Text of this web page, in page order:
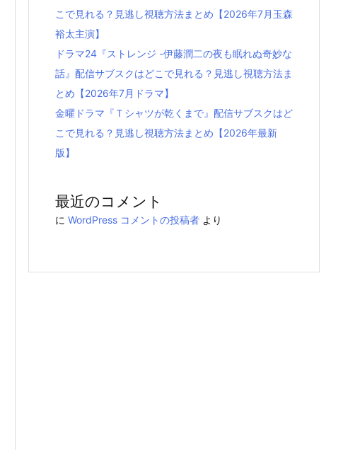
こで見れる？見逃し視聴方法まとめ【2026年7月玉森
裕太主演】
ドラマ24『ストレンジ -伊藤潤二の夜も眠れぬ奇妙な
話』配信サブスクはどこで見れる？見逃し視聴方法ま
とめ【2026年7月ドラマ】
金曜ドラマ『Ｔシャツが乾くまで』配信サブスクはど
こで見れる？見逃し視聴方法まとめ【2026年最新
版】
最近のコメント
に WordPress コメントの投稿者 より